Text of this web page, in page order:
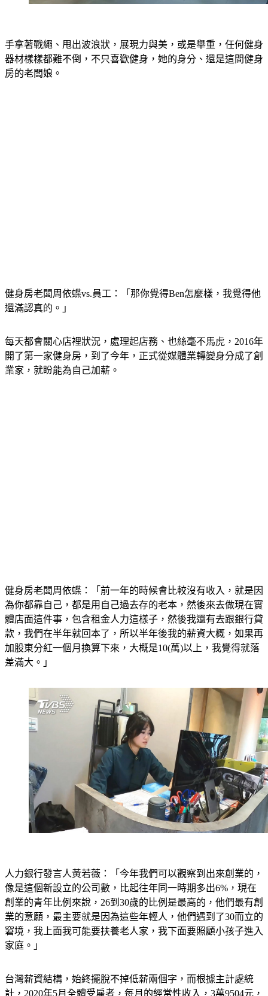
手拿著戰繩、甩出波浪狀，展現力與美，或是舉重，任何健身
器材樣樣都難不倒，不只喜歡健身，她的身分、還是這間健身
房的老闆娘。
健身房老闆周依蝶vs.員工：「那你覺得Ben怎麼樣，我覺得他
還滿認真的。」
每天都會關心店裡狀況，處理起店務、也絲毫不馬虎，2016年
開了第一家健身房，到了今年，正式從媒體業轉變身分成了創
業家，就盼能為自己加薪。
健身房老闆周依蝶：「前一年的時候會比較沒有收入，就是因
為你都靠自己，都是用自己過去存的老本，然後來去做現在實
體店面這件事，包含租金人力這樣子，然後我還有去跟銀行貸
款，我們在半年就回本了，所以半年後我的薪資大概，如果再
加股東分紅一個月換算下來，大概是10(萬)以上，我覺得就落
差滿大。」
人力銀行發言人黃若薇：「今年我們可以觀察到出來創業的，
像是這個新設立的公司數，比起往年同一時期多出6%，現在
創業的青年比例來說，26到30歲的比例是最高的，他們最有創
業的意願，最主要就是因為這些年輕人，他們遇到了30而立的
窘境，我上面我可能要扶養老人家，我下面要照顧小孩子進入
家庭。」
台灣薪資結構，始終擺脫不掉低薪兩個字，而根據主計處統
計，2020年5月全體受雇者，每月的經常性收入，3萬9504元，